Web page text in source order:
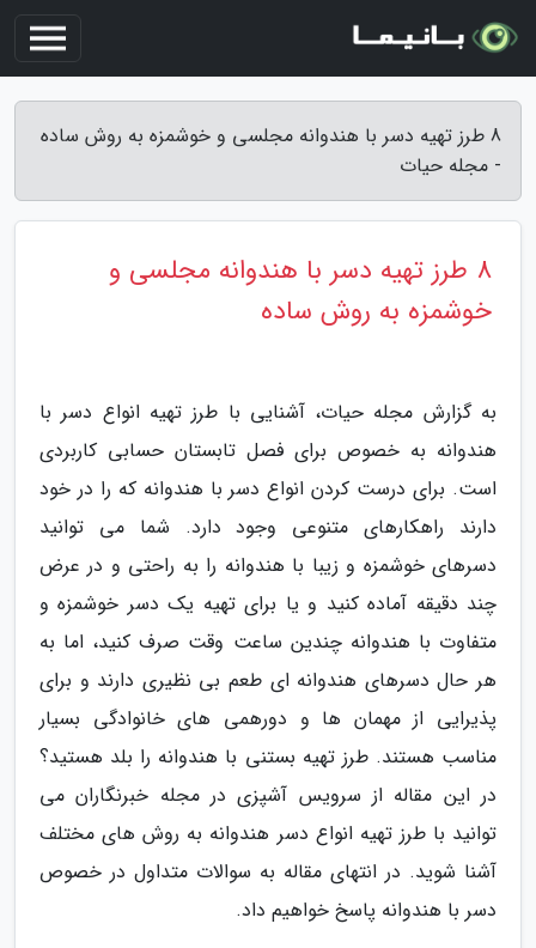
8 طرز تهیه دسر با هندوانه مجلسی و خوشمزه به روش ساده
- مجله حیات
8 طرز تهیه دسر با هندوانه مجلسی و
خوشمزه به روش ساده
به گزارش مجله حیات، آشنایی با طرز تهیه انواع دسر با
هندوانه به خصوص برای فصل تابستان حسابی کاربردی
است. برای درست کردن انواع دسر با هندوانه که را در خود
دارند راهکارهای متنوعی وجود دارد. شما می توانید
دسرهای خوشمزه و زیبا با هندوانه را به راحتی و در عرض
چند دقیقه آماده کنید و یا برای تهیه یک دسر خوشمزه و
متفاوت با هندوانه چندین ساعت وقت صرف کنید، اما به
هر حال دسرهای هندوانه ای طعم بی نظیری دارند و برای
پذیرایی از مهمان ها و دورهمی های خانوادگی بسیار
مناسب هستند. طرز تهیه بستنی با هندوانه را بلد هستید؟
در این مقاله از سرویس آشپزی در مجله خبرنگاران می
توانید با طرز تهیه انواع دسر هندوانه به روش های مختلف
آشنا شوید. در انتهای مقاله به سوالات متداول در خصوص
دسر با هندوانه پاسخ خواهیم داد.